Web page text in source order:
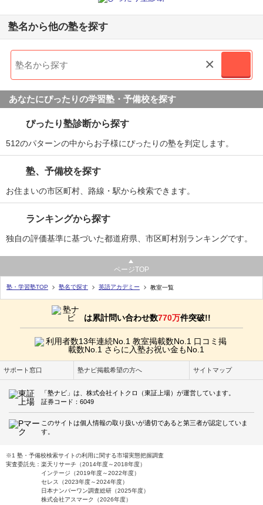
塾名から他の塾を探す
×
あなたにぴったりの学習塾・予備校を探す
ぴったり塾診断から探す
512のパターンの中からお子様にぴったりの塾を判定します。
塾、予備校を探す
お住まいの市区町村、路線・駅から検索できます。
ランキングから探す
独自の評価基準に基づいた都道府県、市区町村別ランキングです。
ページTOP
塾・学習塾TOP 塾名で探す 英語アカデミー 教室一覧
は累計問い合わせ数770万件突破!!
サポート窓口 塾ナビ掲載希望の方へ サイトマップ
「塾ナビ」は、株式会社イトクロ（東証上場）が運営しています。
証券コード：6049
このサイトは個人情報の取り扱いが適切であると第三者が認定していま
す。
※1 塾・予備校検索サイトの利用に関する市場実態把握調査
実査委託先：楽天リサーチ（2014年度～2018年度）
インテージ（2019年度～2022年度）
セレス（2023年度～2024年度）
日本ナンバーワン調査総研（2025年度）
株式会社アスマーク（2026年度）